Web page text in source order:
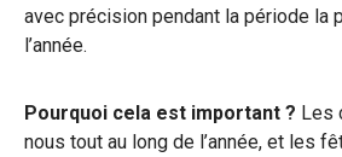
avec précision pendant la période la
l’année.
Pourquoi cela est important ? Les
nous tout au long de l’année, et les